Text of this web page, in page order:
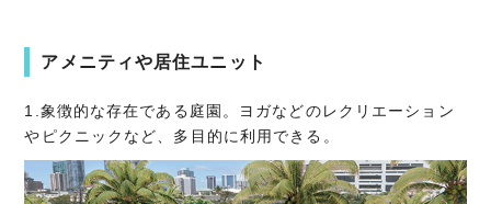
アメニティや居住ユニット
1.象徴的な存在である庭園。ヨガなどのレクリエーション
やピクニックなど、多目的に利用できる。